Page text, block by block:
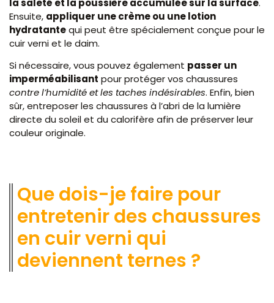
Ensuite, appliquer une crème ou une lotion
hydratantequi peut être spécialement conçue pour le
cuir verni et le daim.
Si nécessaire, vous pouvez également passer un
imperméabilisant pour protéger vos chaussures
contre l’humidité et les taches indésirables. Enfin, bien
sûr, entreposer les chaussures à l’abri de la lumière
directe du soleil et du calorifère afin de préserver leur
couleur originale.
Que dois-je faire pour
entretenir des chaussures
en cuir verni qui
deviennent ternes ?